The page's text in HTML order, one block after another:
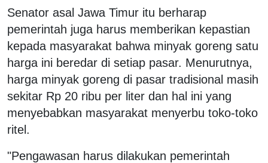
Senator asal Jawa Timur itu berharap
pemerintah juga harus memberikan kepastian
kepada masyarakat bahwa minyak goreng satu
harga ini beredar di setiap pasar. Menurutnya,
harga minyak goreng di pasar tradisional masih
sekitar Rp 20 ribu per liter dan hal ini yang
menyebabkan masyarakat menyerbu toko-toko
ritel.
"Pengawasan harus dilakukan pemerintah